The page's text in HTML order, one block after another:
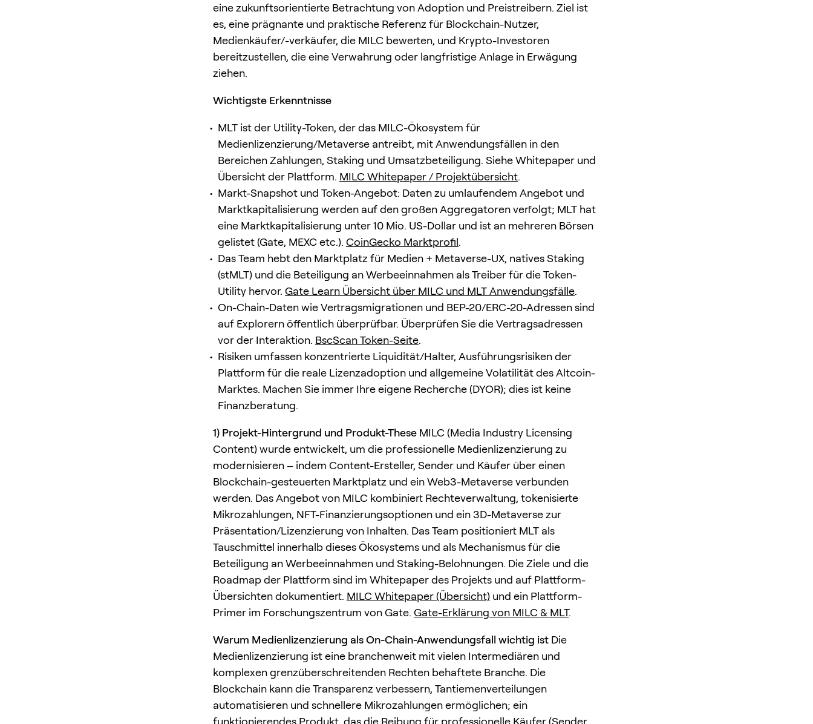
eine zukunftsorientierte Betrachtung von Adoption und Preistreibern. Ziel ist
es, eine prägnante und praktische Referenz für Blockchain-Nutzer,
Medienkäufer/-verkäufer, die MILC bewerten, und Krypto-Investoren
bereitzustellen, die eine Verwahrung oder langfristige Anlage in Erwägung
ziehen.
Wichtigste Erkenntnisse
MLT ist der Utility-Token, der das MILC-Ökosystem für
Medienlizenzierung/Metaverse antreibt, mit Anwendungsfällen in den
Bereichen Zahlungen, Staking und Umsatzbeteiligung. Siehe Whitepaper und
Übersicht der Plattform. MILC Whitepaper / Projektübersicht.
Markt-Snapshot und Token-Angebot: Daten zu umlaufendem Angebot und
Marktkapitalisierung werden auf den großen Aggregatoren verfolgt; MLT hat
eine Marktkapitalisierung unter 10 Mio. US-Dollar und ist an mehreren Börsen
gelistet (Gate, MEXC etc.). CoinGecko Marktprofil.
Das Team hebt den Marktplatz für Medien + Metaverse-UX, natives Staking
(stMLT) und die Beteiligung an Werbeeinnahmen als Treiber für die Token-
Utility hervor. Gate Learn Übersicht über MILC und MLT Anwendungsfälle.
On-Chain-Daten wie Vertragsmigrationen und BEP-20/ERC-20-Adressen sind
auf Explorern öffentlich überprüfbar. Überprüfen Sie die Vertragsadressen
vor der Interaktion. BscScan Token-Seite.
Risiken umfassen konzentrierte Liquidität/Halter, Ausführungsrisiken der
Plattform für die reale Lizenzadoption und allgemeine Volatilität des Altcoin-
Marktes. Machen Sie immer Ihre eigene Recherche (DYOR); dies ist keine
Finanzberatung.
1) Projekt-Hintergrund und Produkt-These MILC (Media Industry Licensing
Content) wurde entwickelt, um die professionelle Medienlizenzierung zu
modernisieren – indem Content-Ersteller, Sender und Käufer über einen
Blockchain-gesteuerten Marktplatz und ein Web3-Metaverse verbunden
werden. Das Angebot von MILC kombiniert Rechteverwaltung, tokenisierte
Mikrozahlungen, NFT-Finanzierungsoptionen und ein 3D-Metaverse zur
Präsentation/Lizenzierung von Inhalten. Das Team positioniert MLT als
Tauschmittel innerhalb dieses Ökosystems und als Mechanismus für die
Beteiligung an Werbeeinnahmen und Staking-Belohnungen. Die Ziele und die
Roadmap der Plattform sind im Whitepaper des Projekts und auf Plattform-
Übersichten dokumentiert. MILC Whitepaper (Übersicht) und ein Plattform-
Primer im Forschungszentrum von Gate. Gate-Erklärung von MILC & MLT.
Warum Medienlizenzierung als On-Chain-Anwendungsfall wichtig ist Die
Medienlizenzierung ist eine branchenweit mit vielen Intermediären und
komplexen grenzüberschreitenden Rechten behaftete Branche. Die
Blockchain kann die Transparenz verbessern, Tantiemenverteilungen
automatisieren und schnellere Mikrozahlungen ermöglichen; ein
funktionierendes Produkt, das die Reibung für professionelle Käufer (Sender,